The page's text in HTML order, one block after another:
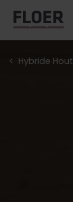
Hybride Hout